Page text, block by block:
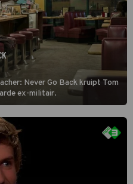
Never Go Back kruipt Tom
ex-militair.